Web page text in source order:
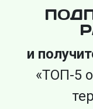
и
«ТОП-5